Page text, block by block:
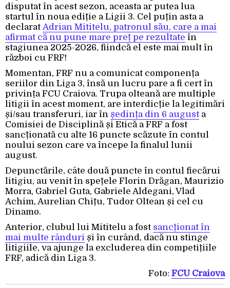
disputat în acest sezon, aceasta ar putea lua
startul în noua ediție a Ligii 3. Cel puțin asta a
declarat Adrian Mititelu, patronul său, care a mai
afirmat că nu pune mare preț pe rezultate în
stagiunea 2025-2026, fiindcă el este mai mult în
război cu FRF!
Momentan, FRF nu a comunicat componența
seriilor din Liga 3, însă un lucru pare a fi cert în
privința FCU Craiova. Trupa olteană are multiple
litigii în acest moment, are interdicție la legitimări
și/sau transferuri, iar în ședința din 6 august a
Comisiei de Disciplină și Etică a FRF a fost
sancționată cu alte 16 puncte scăzute în contul
noului sezon care va începe la finalul lunii
august.
Depunctările, câte două puncte în contul fiecărui
litigiu, au venit în spețele Florin Drăgan, Maurizio
Morra, Gabriel Guta, Gabriele Aldegani, Vlad
Achim, Aurelian Chițu, Tudor Oltean și cel cu
Dinamo.
Anterior, clubul lui Mititelu a fost sancționat în
mai multe rânduri și în curând, dacă nu stinge
litigiile, va ajunge la excluderea din competițiile
FRF, adică din Liga 3.
Foto: FCU Craiova